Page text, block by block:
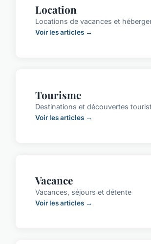
Location
Locations de vacances et
Voir les articles →
Tourisme
Destinations et découvertes
Voir les articles →
Vacance
Vacances, séjours et détente
Voir les articles →